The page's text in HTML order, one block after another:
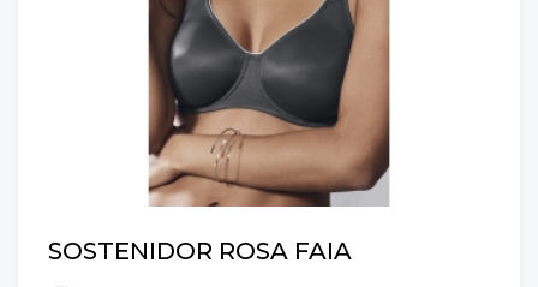
SOSTENIDOR ROSA FAIA